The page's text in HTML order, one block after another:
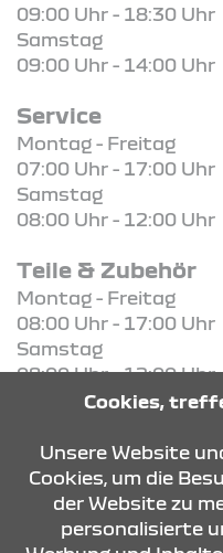
09:00 Uhr - 18:30 Uhr
Samstag
09:00 Uhr - 14:00 Uhr
Service
Montag - Freitag
07:00 Uhr - 17:00 Uhr
Samstag
08:00 Uhr - 12:00 Uhr
Teile & Zubehör
Montag - Freitag
08:00 Uhr - 17:00 Uhr
Samstag
08:00 Uhr - 12:00 Uhr
KONTAKT &
ÖFFNUNGSZEITEN
Cookies,
Unsere Website
Cookies, um die
der Website zu
personalisierte